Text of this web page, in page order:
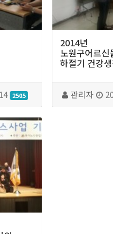
2505
2014년
노원구어르신
하절기 건강
관리자